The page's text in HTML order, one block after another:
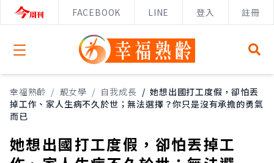
FACEBOOK LINE 登入 註冊
Open menu
幸福熟齡 / 靚女學 / 自我成長 / 她想出國打工度假，卻怕丟
掉工作、家人生病不久於世；無法選擇？你只是沒有承擔的勇氣
而已
她想出國打工度假，卻怕丟掉工